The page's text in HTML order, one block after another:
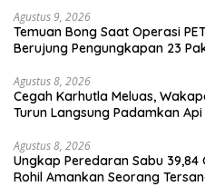
Agustus 9, 2026
Temuan Bong Saat Operasi
Berujung Pengungkapan 23
Agustus 8, 2026
Cegah Karhutla Meluas,
Turun Langsung Padamkan
Agustus 8, 2026
Ungkap Peredaran Sabu
Rohil Amankan Seorang